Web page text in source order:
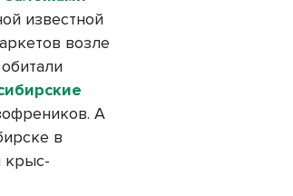
известной
возле
А
в
крыс-